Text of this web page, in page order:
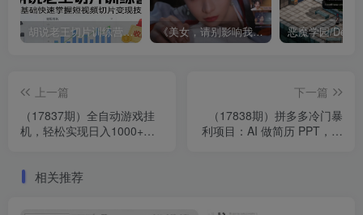
胡说老王切片训练营，零基础快速掌握短视频切片变现技巧 《美女，请别影响我成仙全球版》中文版
上一篇
（17837期）全自动游戏挂
机，轻松实现日入1000+，
下一篇
（17838期）拼多多冷门暴
利项目：AI 做简历 PPT，低
相关推荐